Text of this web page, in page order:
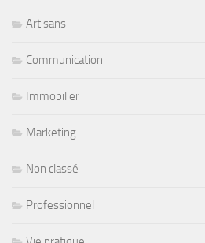
Artisans
Communication
Immobilier
Marketing
Non classé
Professionnel